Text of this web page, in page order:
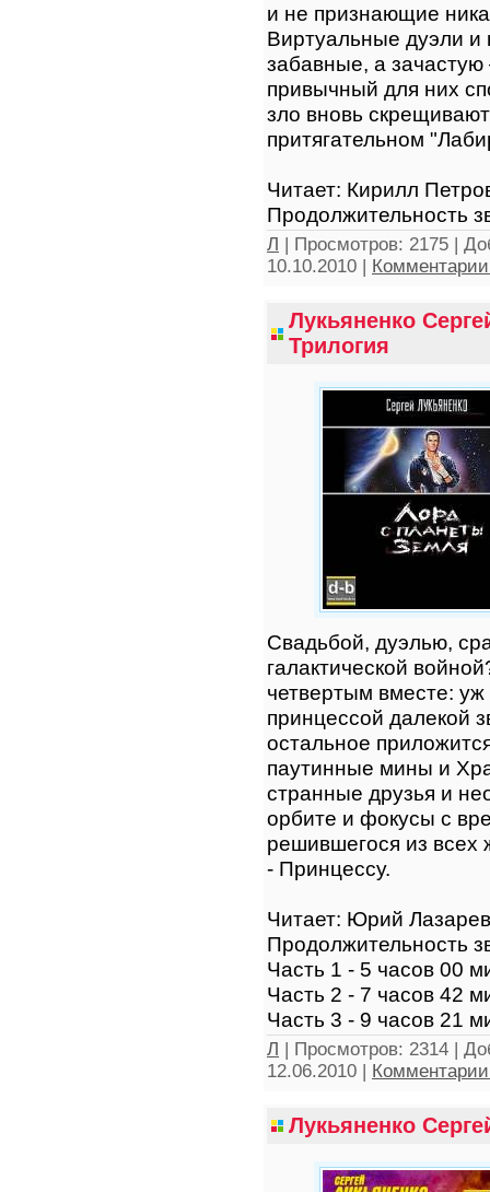
и не признающие
Виртуальные дуэли
забавные, а
привычный для них
зло вновь
притягательном
Читает: Кирилл
Продолжительность
Л | Просмотров: 2175 |
10.10.2010 |
Лукьяненко
Трилогия
Свадьбой, дуэлью,
галактической
четвертым вместе: уж
принцессой далекой
остальное
паутинные мины и
странные друзья и
орбите и фокусы с
решившегося из всех
- Принцессу.
Читает: Юрий Лазарев
Продолжительность
Часть 1 - 5 часов 00
Часть 2 - 7 часов 42
Часть 3 - 9 часов 21
Л | Просмотров: 2314 |
12.06.2010 |
Лукьяненко